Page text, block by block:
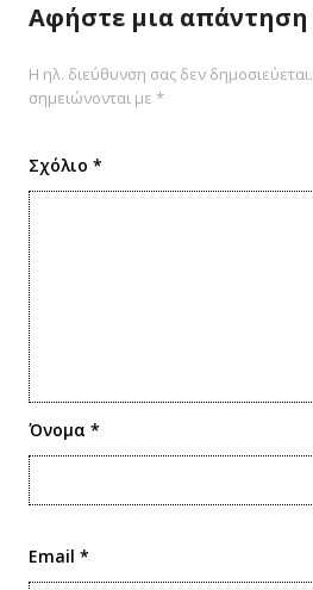
Αφήστε μια απάντηση
Η ηλ. διεύθυνση σας δεν δημοσιεύεται.
σημειώνονται με *
Σχόλιο *
Όνομα *
Email *